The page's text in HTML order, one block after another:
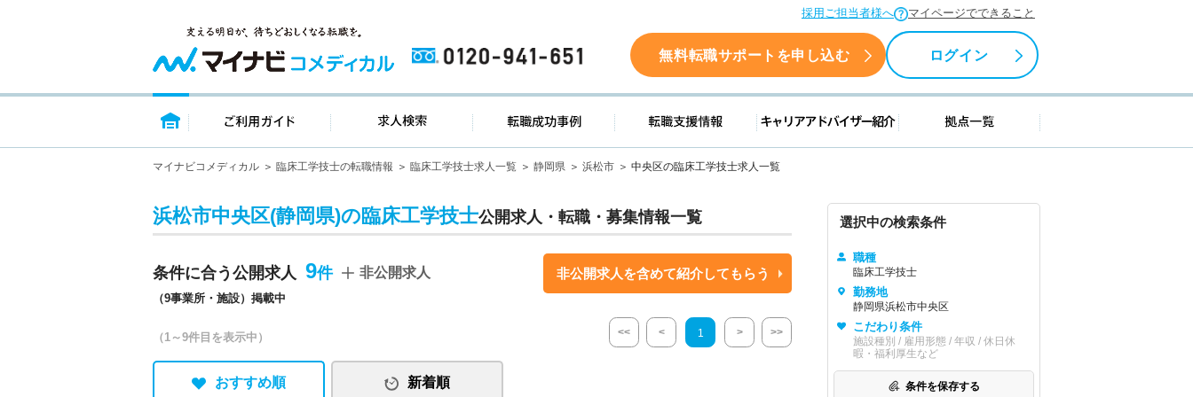
採用ご担当者様へ マイページでできること
0120-941-651 無料転職サポートを申し込む ログイン
トップページ ご利用ガイド 求人検索 転職成功事例 転職支援情報 キャリアアドバイザー紹介 拠点一覧
マイナビコメディカル 臨床工学技士の転職情報 臨床工学技士求人一覧 静岡県 浜松市 中央区の臨床工学技士求人一覧
浜松市中央区(静岡県)の臨床工学技士公開求人・転職・募集情報一覧
条件に合う公開求人 9
（9事業所・施設）掲載中
非公開求人 非公開求人を含めて紹介してもらう
（1～9件目を表示中） << < 1 > >>
おすすめ順 新着順
選択中の検索条件
職種
臨床工学技士
勤務地
静岡県浜松市中央区
こだわり条件
施設種別 / 雇用形態 / 年収 / 休日休
暇・福利厚生など
条件を保存する